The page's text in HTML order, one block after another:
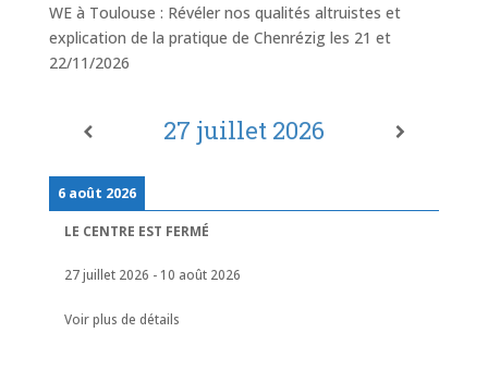
WE à Toulouse : Révéler nos qualités altruistes et
explication de la pratique de Chenrézig les 21 et
22/11/2026
27 juillet 2026
6 août 2026
LE CENTRE EST FERMÉ
27 juillet 2026 - 10 août 2026
Voir plus de détails